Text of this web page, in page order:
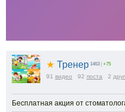
★ Тренер 1463 | +75
91 видео 92 поста 2
Бесплатная акция от